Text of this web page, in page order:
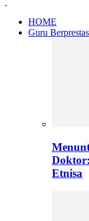
HOME
Guru
Etnisa